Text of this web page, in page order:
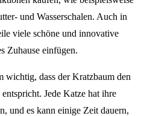
und Wasserschalen. Auch in
viele schöne und innovative
Zuhause einfügen.
wichtig, dass der Kratzbaum den
Jede Katze hat ihre
und es kann einige Zeit dauern,